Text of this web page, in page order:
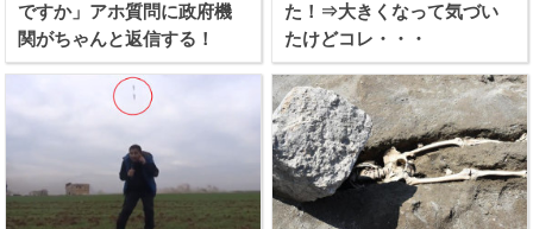
ですか」アホ質問に政府機
関がちゃんと返信する！
た！⇒大きくなって気づい
たけどコレ・・・